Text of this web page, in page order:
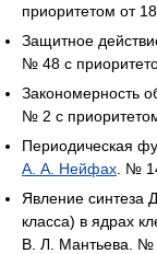
приоритетом от
Защитное
№ 48 с
Закономерность
№ 2 с
Периодическая
А. А. Нейфах . №
Явление синтеза
класса) в ядрах
В. Л. Мантьева. №